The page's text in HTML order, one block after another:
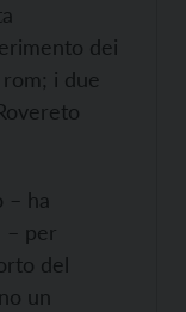
dei
i due
– ha
– per
del
un